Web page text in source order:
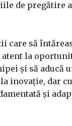
de pregătire
care să
la
și să aducă
inovație, dar
și